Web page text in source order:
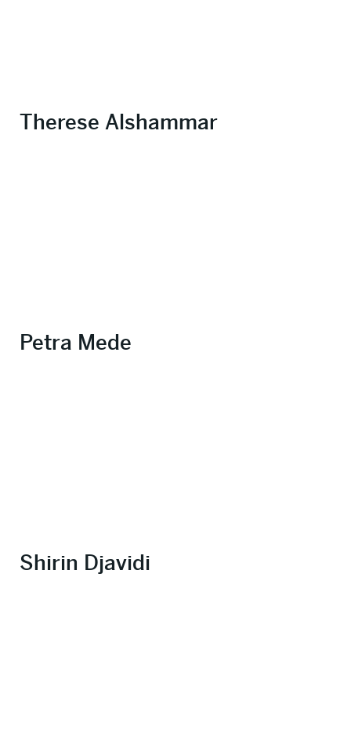
Therese Alshammar
Petra Mede
Shirin Djavidi